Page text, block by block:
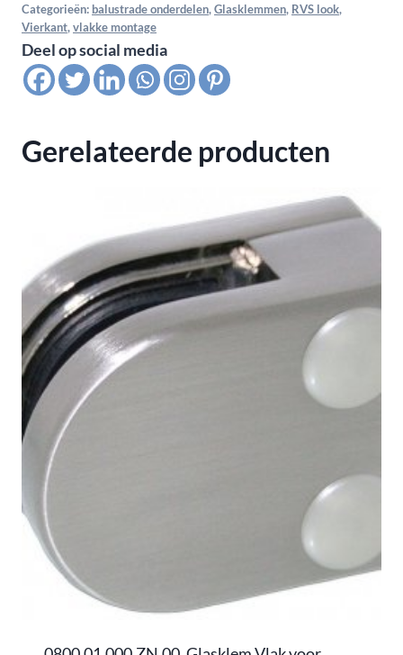
multiglas
11,52
MM
(5-
5),
RVS
Categorieën: balustrade onderdelen, Glasklemmen, RVS look,
Vierkant, vlakke montage
Deel op social media
Gerelateerde producten